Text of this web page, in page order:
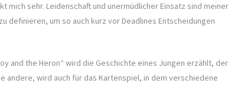
sehr. Leidenschaft und unermüdlicher Einsatz sind meiner
definieren, um so auch kurz vor Deadlines Entscheidungen
and the Heron“ wird die Geschichte eines Jungen erzählt, der
andere, wird auch für das Kartenspiel, in dem verschiedene